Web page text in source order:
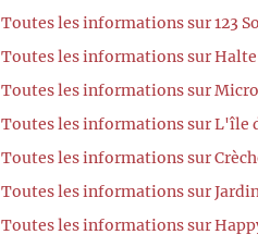
Toutes les informations sur 123
Toutes les informations sur
Toutes les informations sur
Toutes les informations sur L'île
Toutes les informations sur
Toutes les informations sur
Toutes les informations sur